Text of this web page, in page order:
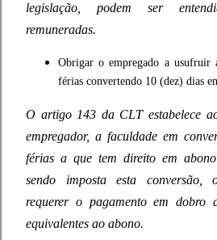
legislação, podem ser
remuneradas.
Obrigar o empregado a usufruir
férias convertendo 10 (dez) dias
O artigo 143 da CLT estabelece
empregador, a faculdade em
férias a que tem direito em
sendo imposta esta conversão,
requerer o pagamento em dobro
equivalentes ao abono.